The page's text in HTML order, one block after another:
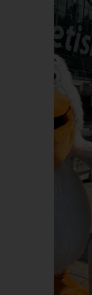
UNION
Deň
spojili
HR/
rámci
naprieč
Pelikán
spolu…